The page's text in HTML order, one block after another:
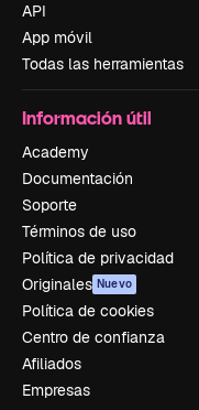
API
App móvil
Todas las herramientas
Información útil
Academy
Documentación
Soporte
Términos de uso
Política de privacidad
Originales Nuevo
Política de cookies
Centro de confianza
Afiliados
Empresas